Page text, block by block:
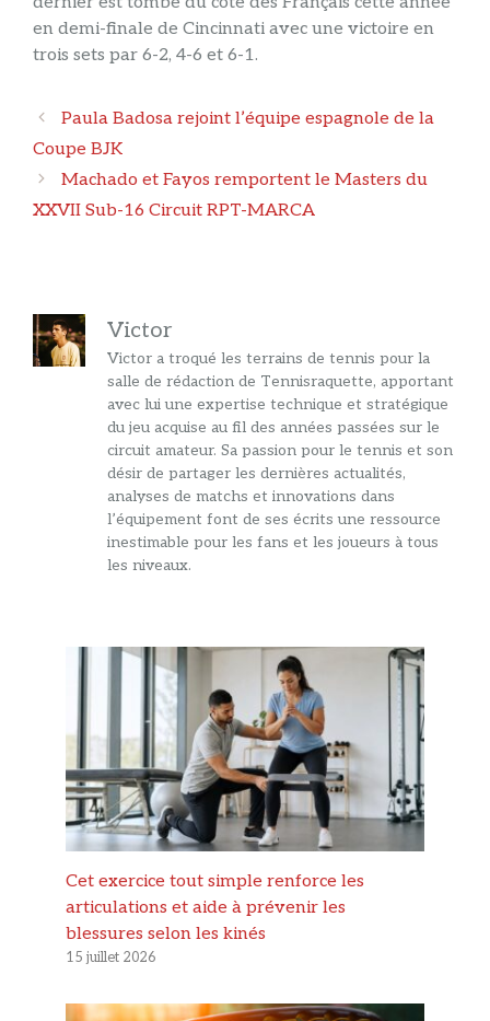
en demi-finale de Cincinnati avec une victoire en
trois sets par 6-2, 4-6 et 6-1.
Navigation
des
Paula Badosa rejoint l’équipe espagnole de la
Coupe BJK
Machado et Fayos remportent le Masters du
XXVII Sub-16 Circuit RPT-MARCA
Victor
Victor a troqué les terrains de tennis pour la
salle de rédaction de Tennisraquette, apportant
avec lui une expertise technique et stratégique
du jeu acquise au fil des années passées sur le
circuit amateur. Sa passion pour le tennis et son
désir de partager les dernières actualités,
analyses de matchs et innovations dans
l’équipement font de ses écrits une ressource
inestimable pour les fans et les joueurs à tous
les niveaux.
Cet exercice tout simple renforce les
articulations et aide à prévenir les
blessures selon les kinés
15 juillet 2026